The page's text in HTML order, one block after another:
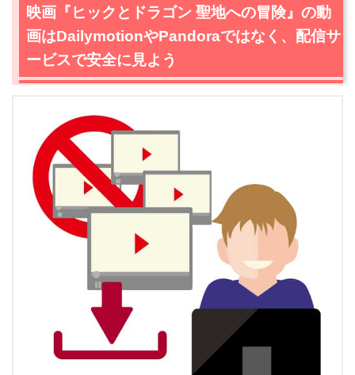
映画『ヒックとドラゴン 聖地への冒険』の動
画はDailymotionやPandoraではなく、配信サ
ービスで安全に見よう